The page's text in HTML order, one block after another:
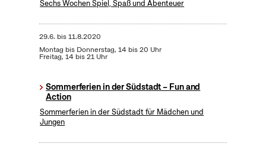
Sechs Wochen Spiel, Spaß und Abenteuer
29.6. bis11.8.2020
Montag bis Donnerstag, 14 bis 20 Uhr
Freitag, 14 bis 21 Uhr
Sommerferien in der Südstadt – Fun and
Action
Sommerferien in der Südstadt für Mädchen und
Jungen